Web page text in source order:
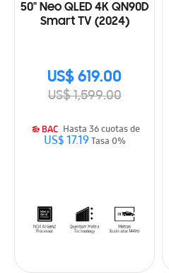
50" Neo QLED 4K QN90D
Smart TV (2024)
US$ 619.00
US$ 1,599.00
Hasta 36 cuotas de
US$ 17.19Tasa 0%